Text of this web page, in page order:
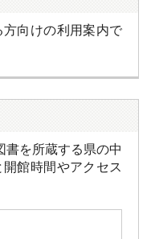
向けの利用案内で
書を所蔵する県の中
館時間やアクセス